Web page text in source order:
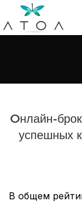
Oнлайн-
успешных
В общем